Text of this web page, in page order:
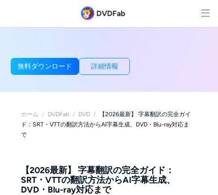
DVDFab
無料ダウンロード 詳細情報
ホーム / DVDFab / DVD /
【2026最新】 字幕翻訳の完全ガイ
ド：SRT・VTTの翻訳方法からAI字幕生成、DVD・Blu-ray対応ま
で
【2026最新】 字幕翻訳の完全ガイド：
SRT・VTTの翻訳方法からAI字幕生成、
DVD・Blu-ray対応まで